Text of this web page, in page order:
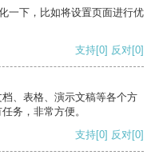
一下，比如将设置页面进行优
支持[0] 反对[0]
、表格、演示文稿等各个方
务，非常方便。
支持[0] 反对[0]